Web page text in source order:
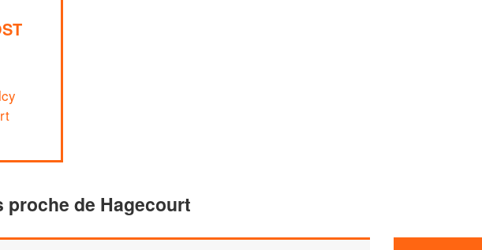
proche de Hagecourt